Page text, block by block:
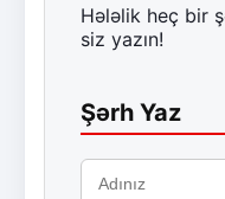
Hələlik heç bir
siz yazın!
Şərh Yaz